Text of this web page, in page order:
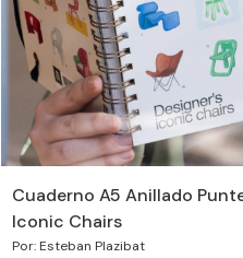
Cuaderno A5 Anillado
Iconic Chairs
Por: Esteban Plazibat